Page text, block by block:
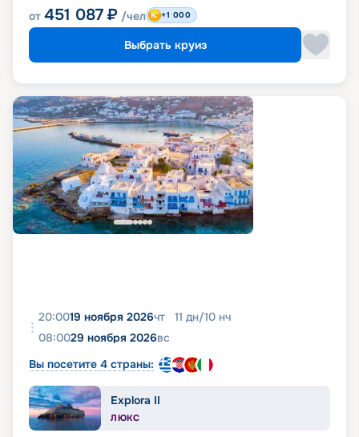
от 451 087 ₽ /чел +1 000
Выбрать круиз
20:0019 ноября 2026чт 11 дн/10 нч
08:0029 ноября 2026вс
Вы посетите 4 страны:
Explora II
ЛЮКС